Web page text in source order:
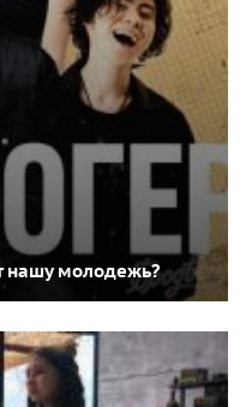
нашу молодежь?